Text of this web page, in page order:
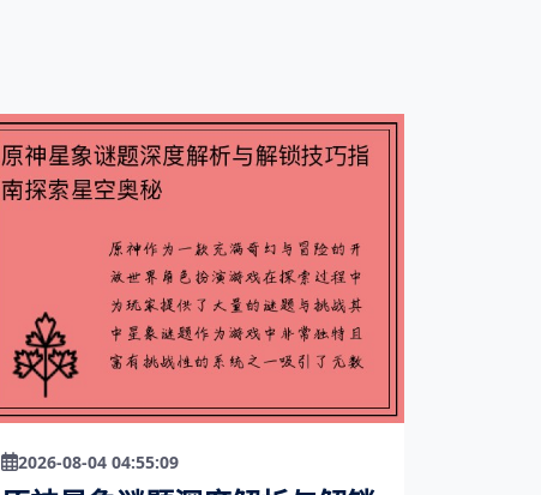
2026-08-04 04:55:09